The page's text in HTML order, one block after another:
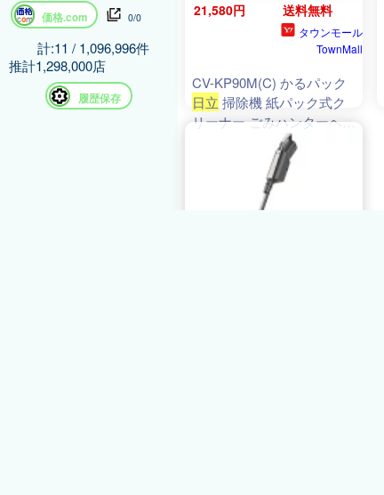
価格.com 0/0
計:11 / 1,096,996件
推計1,298,000店
履歴保存
21,580円 送料無料
タウンモール
TownMall
CV-KP90M(C) かるパック
日立 掃除機 紙パック式ク
リーナー ごみハンターヘッ
ド 紙パック式掃除機 日本
製 620W キャニスタータイ
プ HITACHI ベージュ CV-